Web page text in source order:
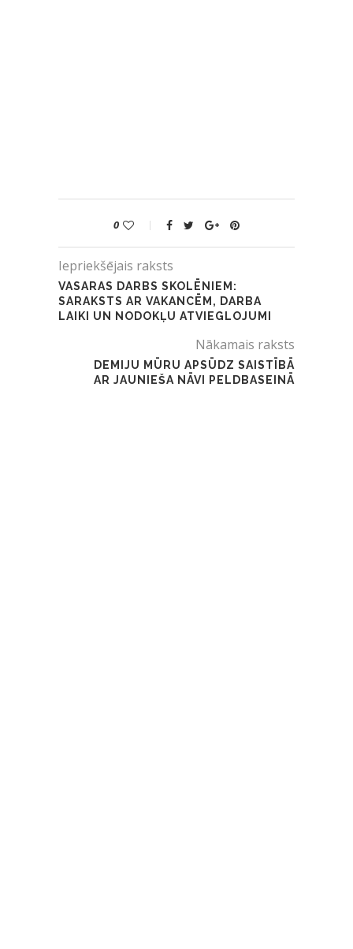
0
Iepriekšējais raksts
VASARAS DARBS SKOLĒNIEM:
SARAKSTS AR VAKANCĒM, DARBA
LAIKI UN NODOKĻU ATVIEGLOJUMI
Nākamais raksts
DEMIJU MŪRU APSŪDZ SAISTĪBĀ
AR JAUNIEŠA NĀVI PELDBASEINĀ